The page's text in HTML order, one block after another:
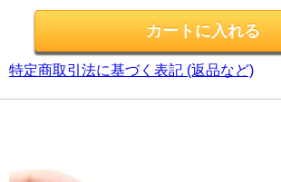
特定商取引法に基づく表記 (返品など)